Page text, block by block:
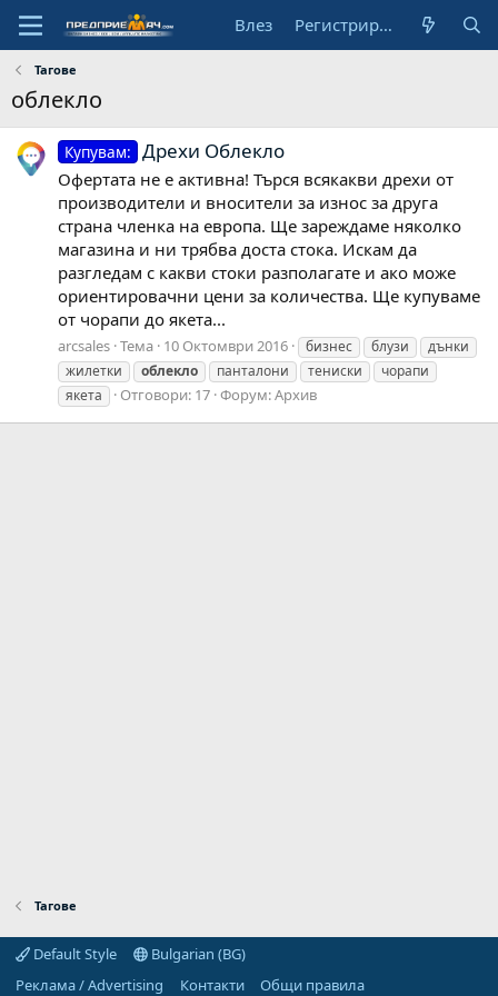
Влез Регистрирай се
Тагове
облекло
Купувам: Дрехи Облекло
Офертата не е активна! Търся всякакви дрехи от
производители и вносители за износ за друга
страна членка на европа. Ще зареждаме няколко
магазина и ни трябва доста стока. Искам да
разгледам с какви стоки разполагате и ако може
ориентировачни цени за количества. Ще купуваме
от чорапи до якета...
arcsales Тема 10 Октомври 2016 бизнес блузи
дънки
жилетки
облекло панталони тениски
чорапи
якета
Отговори: 17 Форум:Архив
Тагове
Default Style
Bulgarian (BG)
Реклама / Advertising
Контакти
Общи правила